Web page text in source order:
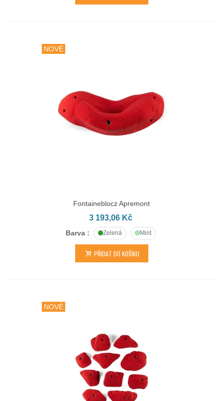
NOVÉ
Fontaineblocz Apremont
3 193,06 Kč
Barva : Zelená Mint
PŘIDAT DO KOŠÍKU
NOVÉ